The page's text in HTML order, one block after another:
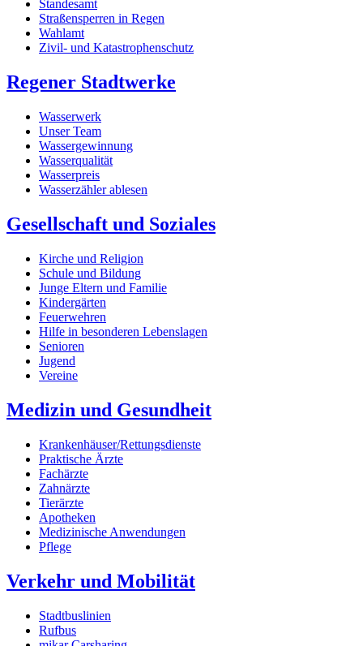
Standesamt
Straßensperren in Regen
Wahlamt
Zivil- und Katastrophenschutz
Regener Stadtwerke
Wasserwerk
Unser Team
Wassergewinnung
Wasserqualität
Wasserpreis
Wasserzähler ablesen
Gesellschaft und Soziales
Kirche und Religion
Schule und Bildung
Junge Eltern und Familie
Kindergärten
Feuerwehren
Hilfe in besonderen Lebenslagen
Senioren
Jugend
Vereine
Medizin und Gesundheit
Krankenhäuser/Rettungsdienste
Praktische Ärzte
Fachärzte
Zahnärzte
Tierärzte
Apotheken
Medizinische Anwendungen
Pflege
Verkehr und Mobilität
Stadtbuslinien
Rufbus